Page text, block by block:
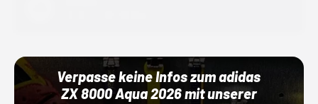
Verpasse keine Infos zum adidas
ZX 8000 Aqua 2026 mit unserer